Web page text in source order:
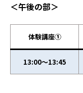
＜午後の部＞
体験講座①
13:00～13:45